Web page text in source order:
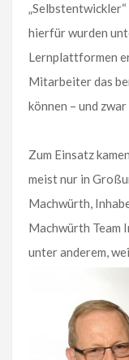
hierfür wurden
Lernplattformen
Mitarbeiter das
können – und zwar
Zum Einsatz
meist nur in
Machwürth,
Machwürth Team
unter anderem,